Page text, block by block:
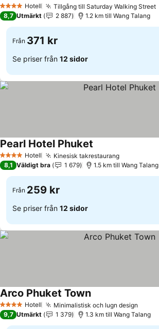
4 StjärnorHotell Tillgång till Saturday Walking Street
8,7 Utmärkt 2 887 1.2 km till Wang Talang
Från 371 kr
Se priser från 12 sidor
4 StjärnorHotell Kinesisk takrestaurang
Pearl Hotel Phuket
8,1 Väldigt bra 1 679 1.5 km till Wang Talang
Från 259 kr
Se priser från 12 sidor
4 StjärnorHotell Minimalistisk och lugn design
Arco Phuket Town
9,7 Utmärkt 1 379 1.3 km till Wang Talang